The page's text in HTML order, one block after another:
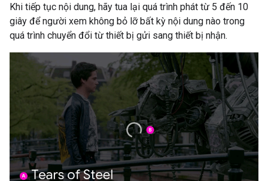
Khi tiếp tục nội dung, hãy tua lại quá trình phát từ 5 đến 10
giây để người xem không bỏ lỡ bất kỳ nội dung nào trong
quá trình chuyển đổi từ thiết bị gửi sang thiết bị nhận.